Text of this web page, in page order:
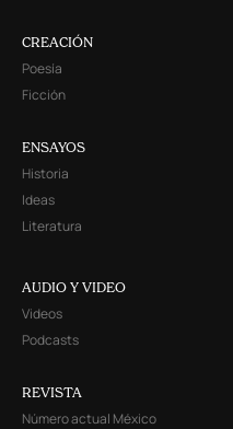
CREACIÓN
Poesía
Ficción
ENSAYOS
Historia
Ideas
Literatura
AUDIO Y VIDEO
Videos
Podcasts
REVISTA
Número actual México